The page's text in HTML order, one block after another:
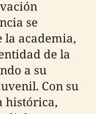
se
la academia,
de la
a su
Con su
histórica,